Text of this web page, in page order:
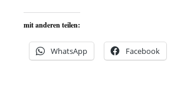
mit anderen teilen:
WhatsApp Facebook